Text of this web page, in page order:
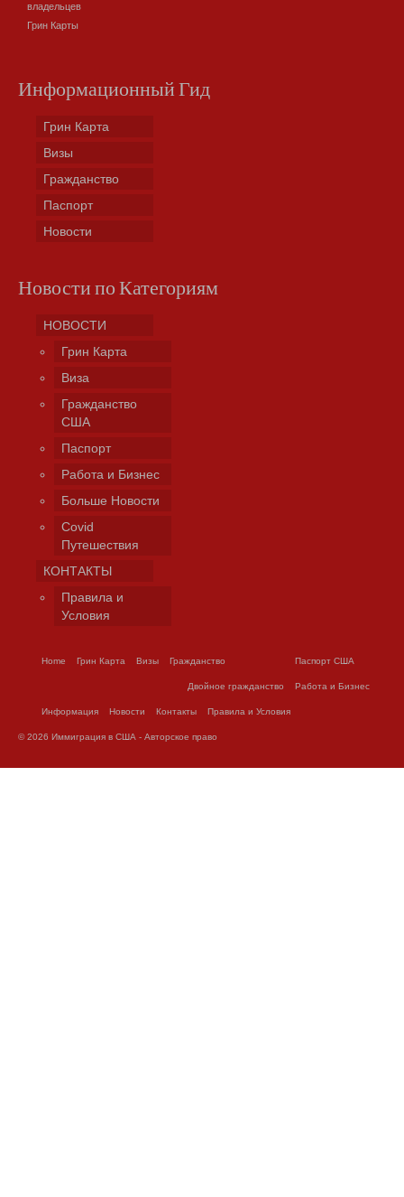
владельцев
Грин Карты
Информационный Гид
Грин Карта
Визы
Гражданство
Паспорт
Новости
Новости по Категориям
НОВОСТИ
Грин Карта
Виза
Гражданство
США
Паспорт
Работа и Бизнес
Больше Новости
Covid
Путешествия
КОНТАКТЫ
Правила и
Условия
Home Грин Карта Визы Гражданство
Двойное гражданство
Паспорт США
Работа и Бизнес
Информация Новости Контакты Правила и Условия
© 2026 Иммиграция в США - Авторское право